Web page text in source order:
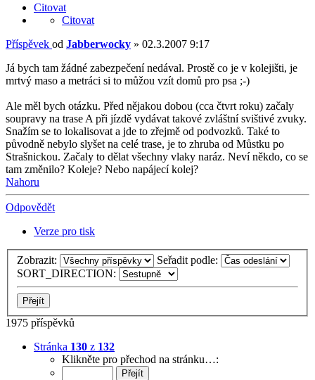
Citovat
Citovat
Příspěvek od Jabberwocky » 02.3.2007 9:17
Já bych tam žádné zabezpečení nedával. Prostě co je v kolejišti, je
mrtvý maso a metráci si to můžou vzít domů pro psa ;-)
Ale měl bych otázku. Před nějakou dobou (cca čtvrt roku) začaly
soupravy na trase A při jízdě vydávat takové zvláštní svištivé zvuky.
Snažím se to lokalisovat a jde to zřejmě od podvozků. Také to
původně nebylo slyšet na celé trase, je to zhruba od Můstku po
Strašnickou. Začaly to dělat všechny vlaky naráz. Neví někdo, co se
tam změnilo? Koleje? Nebo napájecí kolej?
Nahoru
Odpovědět
Verze pro tisk
Zobrazit:
Seřadit podle:
SORT_DIRECTION:
1975 příspěvků
Stránka 130 z 132
Klikněte pro přechod na stránku…: